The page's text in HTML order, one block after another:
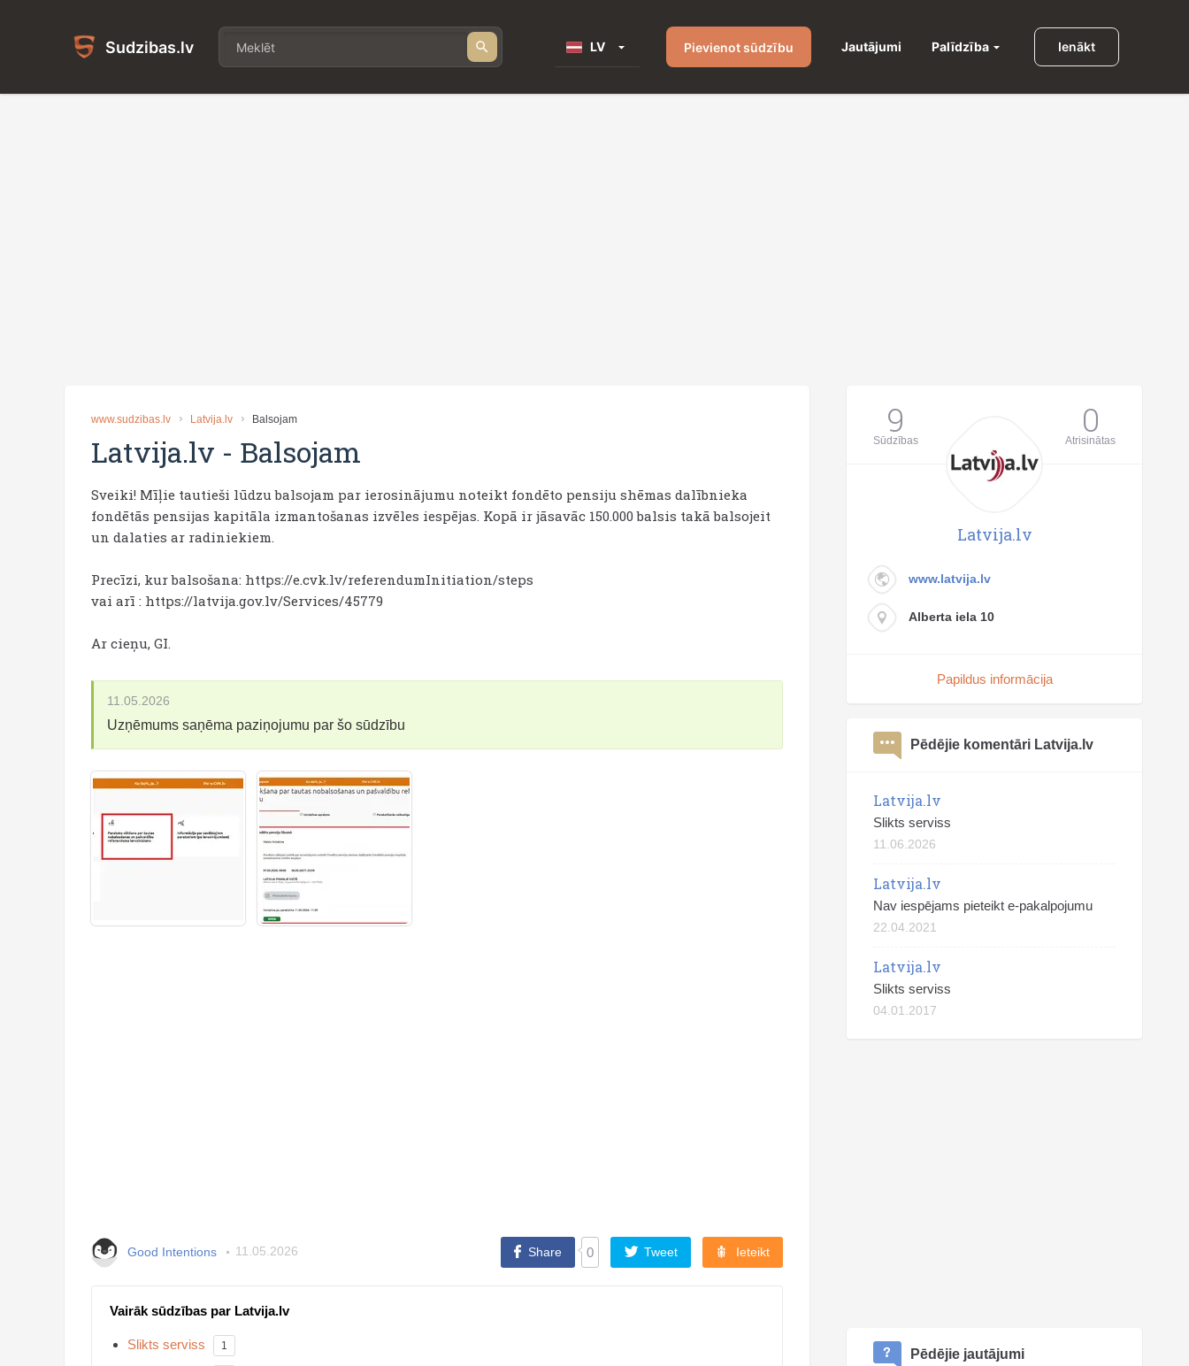
Sudzibas.lv LV Pievienot sūdzību Jautājumi Palīdzība Ienākt
www.sudzibas.lv Latvija.lv Balsojam
Latvija.lv - Balsojam
Sveiki! Mīļie tautieši lūdzu balsojam par ierosinājumu noteikt fondēto pensiju shēmas dalībnieka
fondētās pensijas kapitāla izmantošanas izvēles iespējas. Kopā ir jāsavāc 150.000 balsis takā balsojeit
un dalaties ar radiniekiem.
Precīzi, kur balsošana: https://e.cvk.lv/referendumInitiation/steps
vai arī : https://latvija.gov.lv/Services/45779
Ar cieņu, GI.
11.05.2026
Uzņēmums saņēma paziņojumu par šo sūdzību
Good Intentions 11.05.2026 Share 0 Tweet Ieteikt
Vairāk sūdzības par Latvija.lv
Slikts serviss 1
9
Sūdzības 0
Atrisinātas
Latvija.lv
www.latvija.lv
Alberta iela 10
Papildus informācija
Pēdējie komentāri Latvija.lv
Latvija.lv
Slikts serviss
11.06.2026
Latvija.lv
Nav iespējams pieteikt e-pakalpojumu
22.04.2021
Latvija.lv
Slikts serviss
04.01.2017
Pēdējie jautājumi